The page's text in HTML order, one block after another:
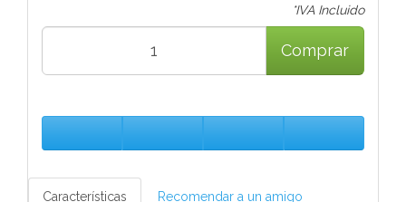
*IVA Incluido
Comprar
Características Recomendar a un amigo